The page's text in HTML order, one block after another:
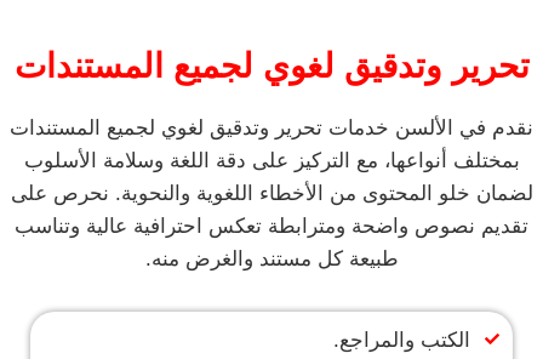
تحرير وتدقيق لغوي لجميع المستندات
نقدم في الألسن خدمات تحرير وتدقيق لغوي لجميع المستندات
بمختلف أنواعها، مع التركيز على دقة اللغة وسلامة الأسلوب
لضمان خلو المحتوى من الأخطاء اللغوية والنحوية. نحرص على
تقديم نصوص واضحة ومترابطة تعكس احترافية عالية وتناسب
طبيعة كل مستند والغرض منه.
الكتب والمراجع.